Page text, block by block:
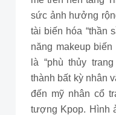
sức ảnh hưởng
tài biến hóa “thần
năng makeup
là “phù thủy
thành bất kỳ nhân
đến mỹ nhân cổ
tượng Kpop. Hình